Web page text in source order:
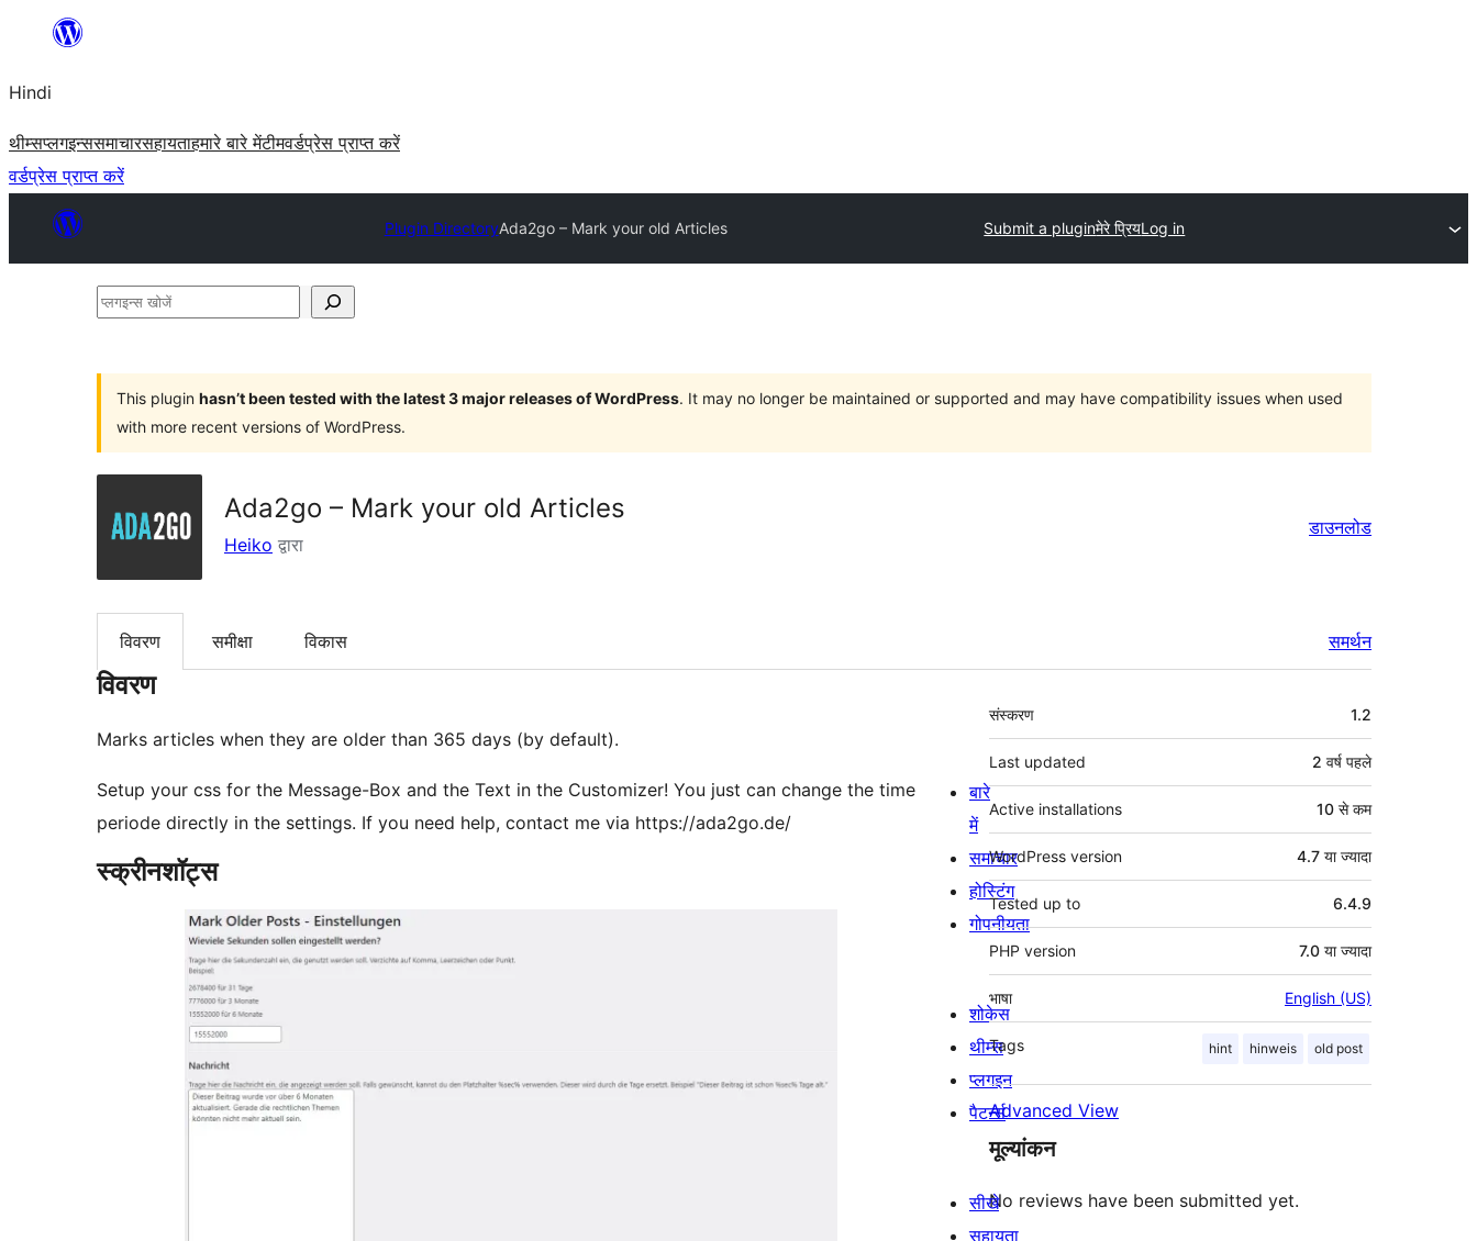
सामग्री
जाएं
Hindi
थीम्सप्लगइन्ससमाचारसहायताहमारे बारे मेंटीमवर्डप्रेस प्राप्त करें
वर्डप्रेस प्राप्त करें
Plugin DirectoryAda2go – Mark your old Articles Submit a pluginमेरे प्रियLog in
प्लगइन्स
This plugin hasn’t been tested with the latest 3 major releases of WordPress. It may no longer be maintained or supported and may have compatibility issues when used
with more recent versions of WordPress.
Ada2go – Mark your old Articles
Heiko द्वारा
डाउनलोड
विवरण समीक्षा विकास समर्थन
विवरण
Marks articles when they are older than 365 days (by default).
Setup your css for the Message-Box and the Text in the Customizer! You just can change the time
periode directly in the settings. If you need help, contact me via https://ada2go.de/
स्क्रीनशॉट्स
मेटा
संस्करण 1.2
Last updated 2 वर्ष पहले
Active installations 10 से कम
WordPress version 4.7 या ज्यादा
Tested up to 6.4.9
PHP version 7.0 या ज्यादा
भाषा English (US)
Tags hint hinweis old post
Advanced View
मूल्यांकन
No reviews have been submitted yet.
बारे
में
समाचार
होस्टिंग
गोपनीयता
शोकेस
थीम्स
प्लगइन
पैटर्न्स
सीखे
सहायता